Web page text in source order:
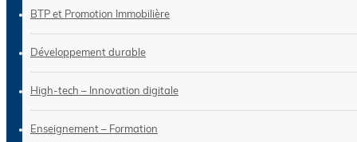
BTP et Promotion Immobilière
Développement durable
High-tech – Innovation digitale
Enseignement – Formation